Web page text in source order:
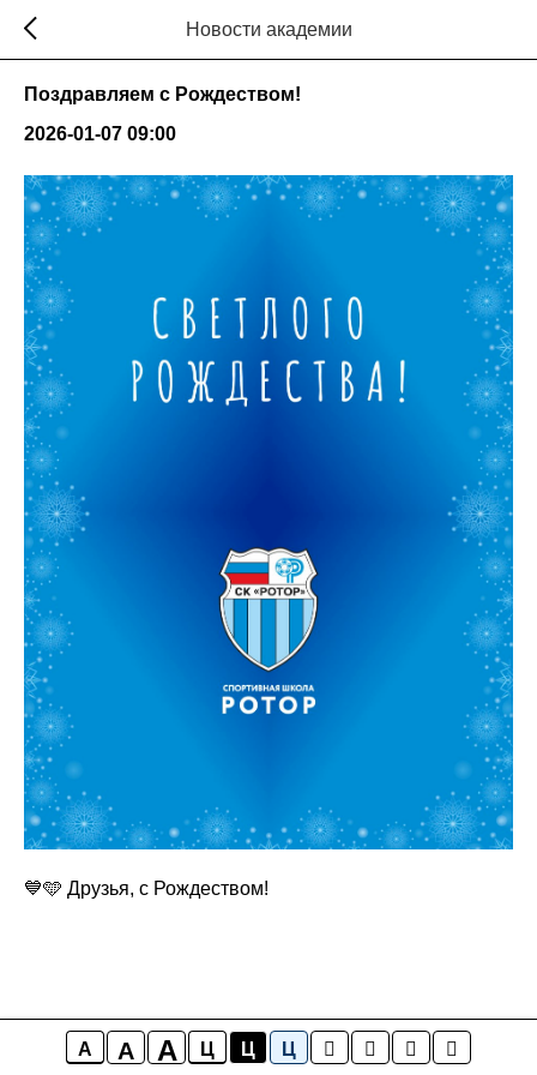
A A A Ц Ц Ц
Новости академии
Поздравляем с Рождеством!
2026-01-07 09:00
💙🩵 Друзья, с Рождеством!